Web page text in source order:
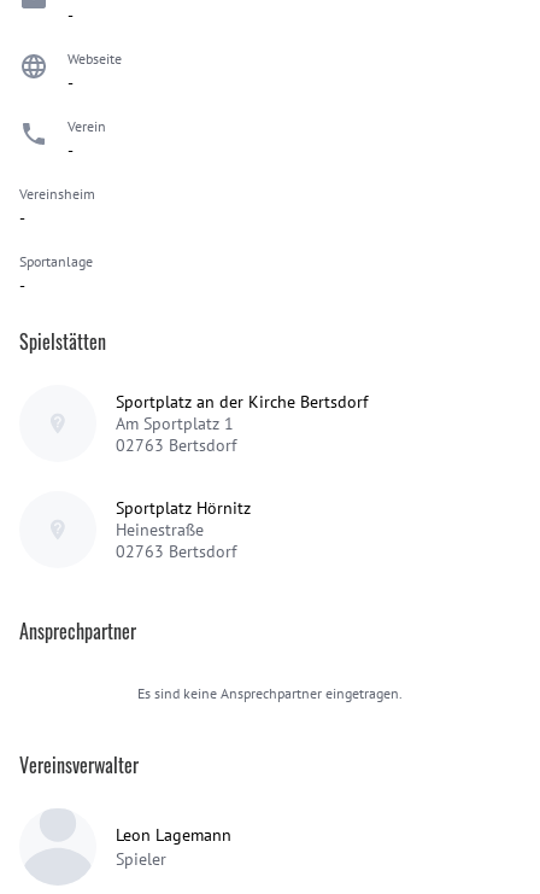
-
Webseite
-
Verein
-
Vereinsheim
-
Sportanlage
-
Spielstätten
Sportplatz an der Kirche Bertsdorf
Am Sportplatz 1
02763 Bertsdorf
Sportplatz Hörnitz
Heinestraße
02763 Bertsdorf
Ansprechpartner
Es sind keine Ansprechpartner eingetragen.
Vereinsverwalter
Leon Lagemann
Spieler